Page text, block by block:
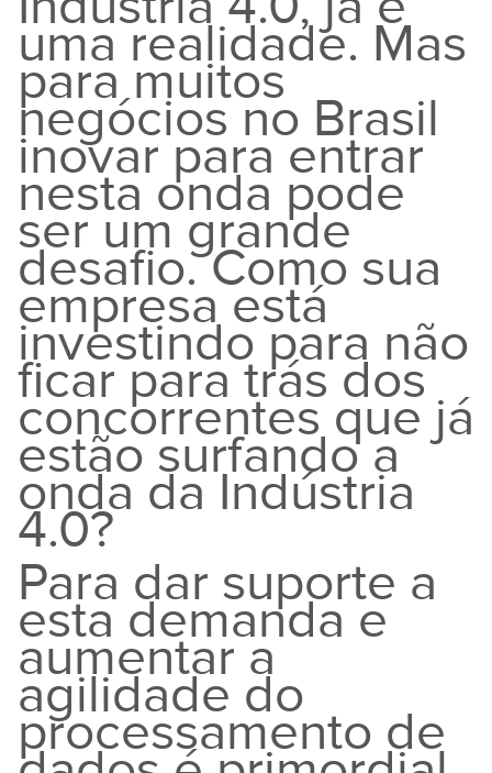
uma realidade. Mas
para muitos
negócios no Brasil
inovar para entrar
nesta onda pode
ser um grande
desafio. Como sua
empresa está
investindo para não
ficar para trás dos
concorrentes que já
estão surfando a
onda da Indústria
4.0?
Para dar suporte a
esta demanda e
aumentar a
agilidade do
processamento de